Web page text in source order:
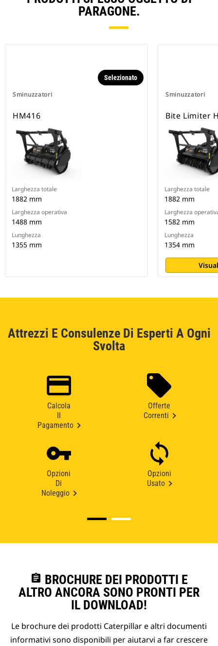
PARAGONE.
Sminuzzatori
Selezionato
HM416
Larghezza totale
1882 mm
Larghezza operativa
1488 mm
Lunghezza
1355 mm
Sminuzzatori
Bite Limiter
Larghezza totale
1882 mm
Larghezza
1582 mm
Lunghezza
1354 mm
Attrezzi E Consulenze Di Esperti A Ogni
Svolta
Calcola
Pagamento
Offerte
Correnti
Opzioni
Di
Noleggio
Opzioni
Usato
assignment BROCHURE DEI PRODOTTI E
ALTRO ANCORA SONO PRONTI PER
IL DOWNLOAD!
Le brochure dei prodotti Caterpillar e altri documenti
informativi sono disponibili per aiutarvi a far crescere